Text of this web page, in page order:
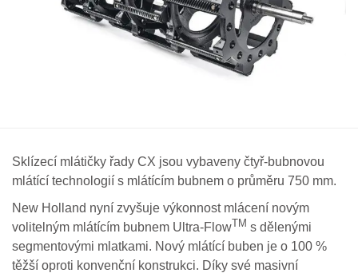
Sklízecí mlátičky řady CX jsou vybaveny čtyř-bubnovou
mlátící technologií s mlátícím bubnem o průměru 750 mm.
New Holland nyní zvyšuje výkonnost mlácení novým
volitelným mlátícím bubnem Ultra-FlowTM s dělenými
segmentovými mlatkami. Nový mlátící buben je o 100 %
těžší oproti konvenční konstrukci. Díky své masivní